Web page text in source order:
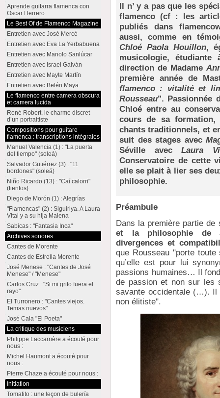
Il n’ y a pas que les
flamenco (cf : les
publiés dans
aussi, comme en
Chloé Paola Houillon,
musicologie,
direction de Madame
première année de
flamenco : vitalité et
Rousseau". Passionnée
Chloé entre au
cours de sa
chants traditionnels, et
suit des stages avec
Séville avecLaura
Conservatoire de cette
elle se plait à lier ses
philosophie.
Préambule
Dans la première partie
et la philosophie de
divergences et
que Rousseau "porte
qu’elle est pour lui
passions humaines… Il
de passion et non sur les
savante occidentale (…). Il
non élitiste".
Aprende guitarra flamenca con
Oscar Herrero
Le Best Of de Flamenco Magazine
Entretien avec José Mercé
Entretien avec Eva La Yerbabuena
Entretien avec Manolo Sanlúcar
Entretien avec Israel Galván
Entretien avec Mayte Martín
Entretien avec Belén Maya
Le flamenco entre camera obscura
et camera lucida
René Robert, le charme discret
d’un portraitiste
Compositions pour guitare
flamenca : transcriptions intégrales
Manuel Valencia (1) : "La puerta
del tiempo" (soleá)
Salvador Gutiérrez (3) : "11
bordones" (soleá)
Niño Ricardo (13) : "Caí calorri"
(tientos)
Diego de Morón (1) : Alegrías
"Flamencas" (2) : Siguiriya. A Laura
Vital y a su hija Malena
Sabicas : "Fantasia Inca"
Archives sonores
Cantes de Morente
Cantes de Estrella Morente
José Menese : "Cantes de José
Menese" / "Menese"
Carlos Cruz : "Si mi grito fuera el
rayo"
El Turronero : "Cantes viejos.
Temas nuevos"
José Cala "El Poeta"
La critique des musiciens
Philippe Laccarrière a écouté pour
nous :
Michel Haumont a écouté pour
nous :
Pierre Chaze a écouté pour nous :
Initiation
Tomatito : une leçon de bulería